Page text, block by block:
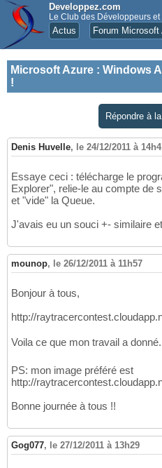
Developpez.com
Le Club des Développeurs et
Actus Forum Microsoft
Microsoft Azure : Windows
!
Répondre à
Denis Huvelle, le 24/12/2011 à
Essaye ceci : télécharge le
Explorer", relie-le au compte de
et "vide" la Queue.
J'avais eu un souci +- similaire
mounop, le 26/12/2011 à 11h57
Bonjour à tous,
http://
Voila ce que mon travail a
PS: mon image préféré est
http://
Bonne journée à tous !!
Gog077, le 27/12/2011 à 13h29